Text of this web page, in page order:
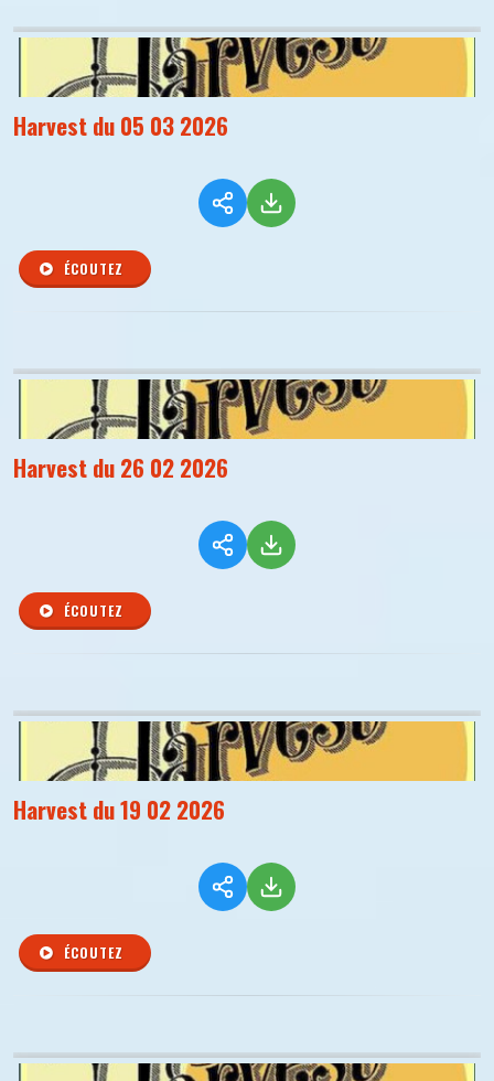
Harvest du 05 03 2026
ÉCOUTEZ
Harvest du 26 02 2026
ÉCOUTEZ
Harvest du 19 02 2026
ÉCOUTEZ